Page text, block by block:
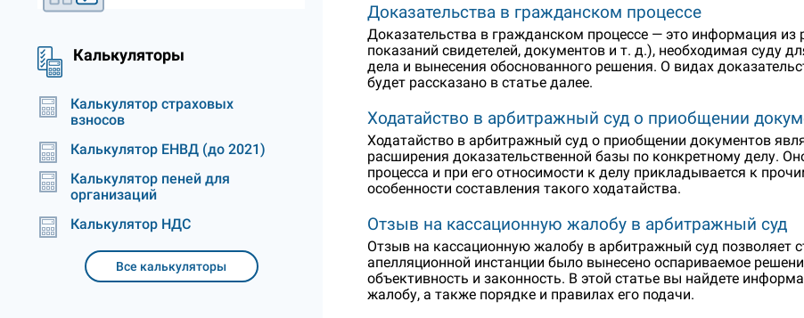
Калькуляторы
Калькулятор страховых
взносов
Калькулятор ЕНВД (до 2021)
Калькулятор пеней для
организаций
Калькулятор НДС
Все калькуляторы
Доказательства в гражданском процессе
Доказательства в гражданском процессе — это информация из
показаний свидетелей, документов и т. д.), необходимая суду
дела и вынесения обоснованного решения. О видах
будет рассказано в статье далее.
Ходатайство в арбитражный суд о приобщении
Ходатайство в арбитражный суд о приобщении документов
расширения доказательственной базы по конкретному делу.
процесса и при его относимости к делу прикладывается к
особенности составления такого ходатайства.
Отзыв на кассационную жалобу в арбитражный суд
Отзыв на кассационную жалобу в арбитражный суд позволяет
апелляционной инстанции было вынесено оспариваемое
объективность и законность. В этой статье вы найдете
жалобу, а также порядке и правилах его подачи.